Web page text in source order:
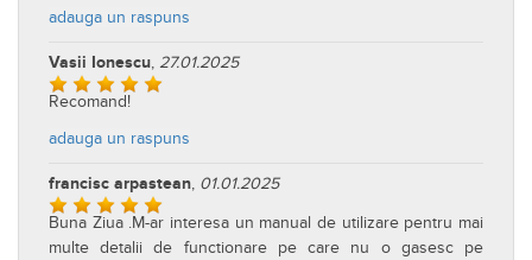
adauga un raspuns
Vasii Ionescu, 27.01.2025
Recomand!
adauga un raspuns
francisc arpastean, 01.01.2025
Buna Ziua .M-ar interesa un manual de utilizare pentru mai
multe detalii de functionare pe care nu o gasesc pe